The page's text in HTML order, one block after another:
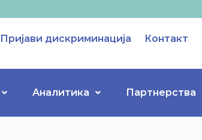
Пријави дискриминација Контакт
Аналитика Партнерства